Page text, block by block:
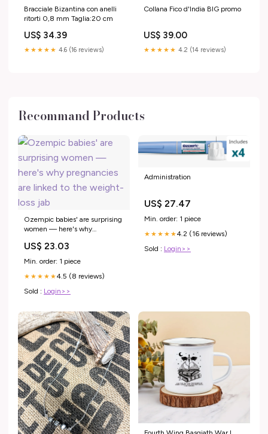
Bracciale Bizantina con anelli
ritorti 0,8 mm Taglia:20 cm
US$ 34.39
★★★★★ 4.6 (16 reviews)
Collana Fico d'India BIG promo
US$ 39.00
★★★★★ 4.2 (14 reviews)
Recommand Products
Ozempic babies' are surprising
women — here's why
weight-loss jab
US$ 23.03
Min. order: 1 piece
★★★★★4.5 (8 reviews)
Sold : Login>>
Administration
US$ 27.47
Min. order: 1 piece
★★★★★4.2 (16 reviews)
Sold : Login>>